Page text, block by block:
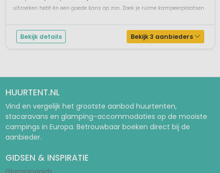
uitzoeken hebt én een goede kans op zon. Zoek je ruime kampeerplaatsen
o...
Bekijk details Bekijk 3 aanbieders
HUURTENT.NL
Vind en vergelijk het grootste aanbod huurtenten,
stacaravans en glamping-accommodaties op de mooiste
campings in Europa. Betrouwbaar boeken direct bij de
aanbieder.
GIDSEN & INSPIRATIE